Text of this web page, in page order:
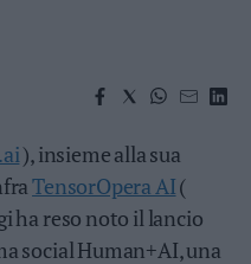
), insieme alla sua
TensorOpera AI(
ha reso noto il lancio
social Human+AI, una